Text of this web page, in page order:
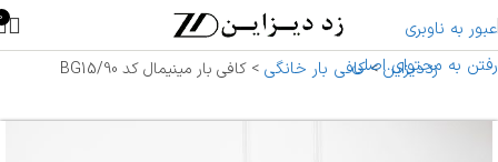
عبور به ناوبری
رفتن به محتوای اصلی
0
زددیزاین>کافی بار خانگی > کافی بار مینیمال کد BG15/90